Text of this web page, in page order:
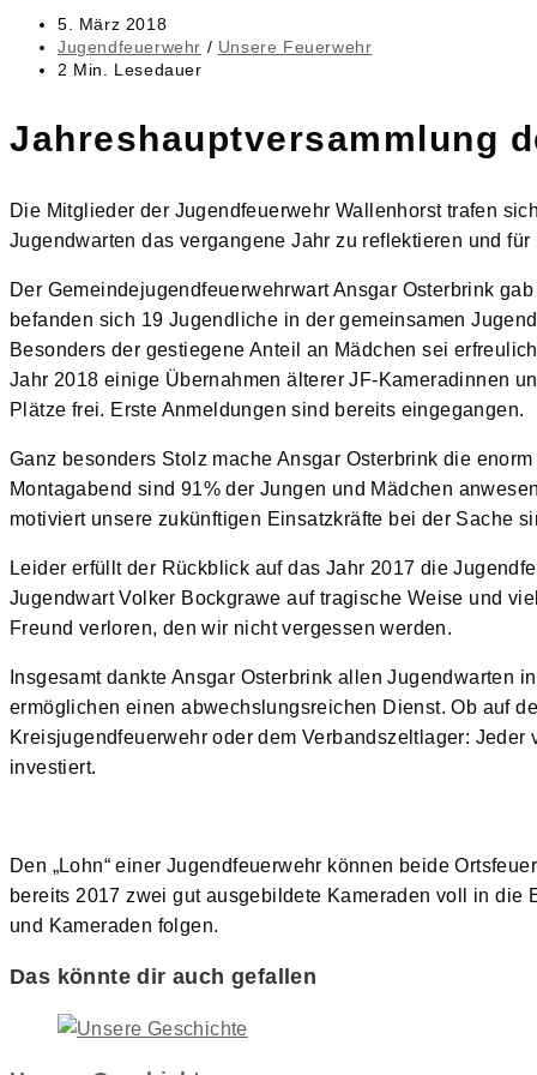
Beitrag
veröffentlicht:
5. März 2018
Beitrags-
Kategorie:
Jugendfeuerwehr / Unsere Feuerwehr
Lesedauer:
2 Min. Lesedauer
Jahreshauptversammlung
Die Mitglieder der Jugendfeuerwehr Wallenhorst trafen
Jugendwarten das vergangene Jahr zu reflektieren und
Der Gemeindejugendfeuerwehrwart Ansgar Osterbrink
befanden sich 19 Jugendliche in der gemeinsamen
Besonders der gestiegene Anteil an Mädchen sei
Jahr 2018 einige Übernahmen älterer JF-Kameradinnen
Plätze frei. Erste Anmeldungen sind bereits eingegangen.
Ganz besonders Stolz mache Ansgar Osterbrink die
Montagabend sind 91% der Jungen und Mädchen
motiviert unsere zukünftigen Einsatzkräfte bei der Sache
Leider erfüllt der Rückblick auf das Jahr 2017 die
Jugendwart Volker Bockgrawe auf tragische Weise und
Freund verloren, den wir nicht vergessen werden.
Insgesamt dankte Ansgar Osterbrink allen Jugendwarten
ermöglichen einen abwechslungsreichen Dienst. Ob auf
Kreisjugendfeuerwehr oder dem Verbandszeltlager:
investiert.
Den „Lohn“ einer Jugendfeuerwehr können beide
bereits 2017 zwei gut ausgebildete Kameraden voll in
und Kameraden folgen.
Das könnte dir auch gefallen